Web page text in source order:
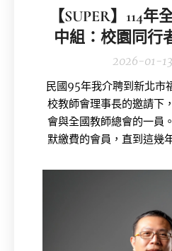
【SUPER】114年
中組：校園同行
2026-01-13
民國95年我介聘到新北市
校教師會理事長的邀請下
會與全國教師總會的一員
默繳費的會員，直到這幾
務後，才深切體會，全教